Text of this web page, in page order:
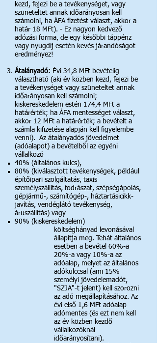
kezd, fejezi be a tevékenységet, vagy
szüneteltet annak időarányosan kell
számolni, ha ÁFA fizetést választ, akkor a
határ 18 MFt). - Ez nagyon kedvező
adózási forma, de egy későbbi táppénz
vagy nyugdíj esetén kevés járandóságot
eredményez!
Átalányadó: Évi 34,8 MFt bevételig
választható (aki év közben kezd, fejezi be
a tevékenységet vagy szüneteltet annak
időarányosan kell számolni;
kiskereskedelem estén 174,4 MFt a
határérték; ha ÁFA mentességet választ,
akkor 12 MFt a határérték; a bevételt a
számla kifizetése alapján kell figyelembe
venni). Az átalányadós jövedelmet
(adóalapot) a bevételből az egyéni
vállalkozó
40% (általános kulcs),
80% (kiválasztott tevékenységek, például
építőipari szolgáltatás, taxis
személyszállítás, fodrászat, szépségápolás,
gépjármű-, számítógép-, háztartásicikk-
javítás, vendéglátó tevékenység,
áruszállítás) vagy
90% (kiskereskedelem)
költséghányad levonásával
állapítja meg. Tehát általános
esetben a bevétel 60%-a
20%-a vagy 10%-a az
adóalap, melyet az általános
adókulccsal (ami 15%
személyi jövedelemadót,
"SZJA"-t jelent) kell szorozni
az adó megállapításához. Az
évi el ső 1,6 MFt adóalap
adómentes (és ezt nem kell
az év közben kezdő
vállalkozóknál
időarányosítani).